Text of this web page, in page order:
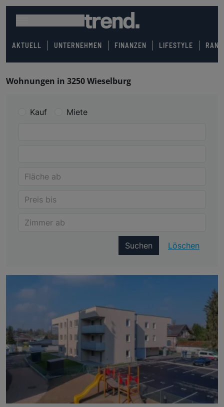
AKTUELL UNTERNEHMEN FINANZEN LIFESTYLE
Wohnungen in 3250 Wieselburg
Kauf Miete
Suchen Löschen